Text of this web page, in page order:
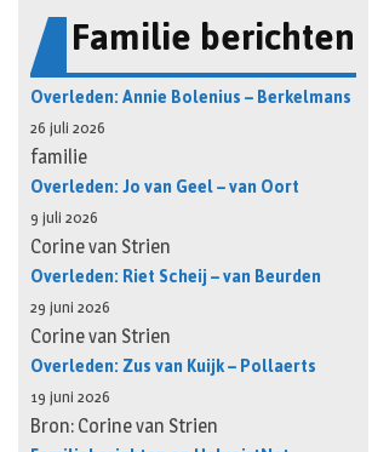
Familie berichten
Overleden: Annie Bolenius – Berkelmans
26 juli 2026
familie
Overleden: Jo van Geel – van Oort
9 juli 2026
Corine van Strien
Overleden: Riet Scheij – van Beurden
29 juni 2026
Corine van Strien
Overleden: Zus van Kuijk – Pollaerts
19 juni 2026
Bron: Corine van Strien